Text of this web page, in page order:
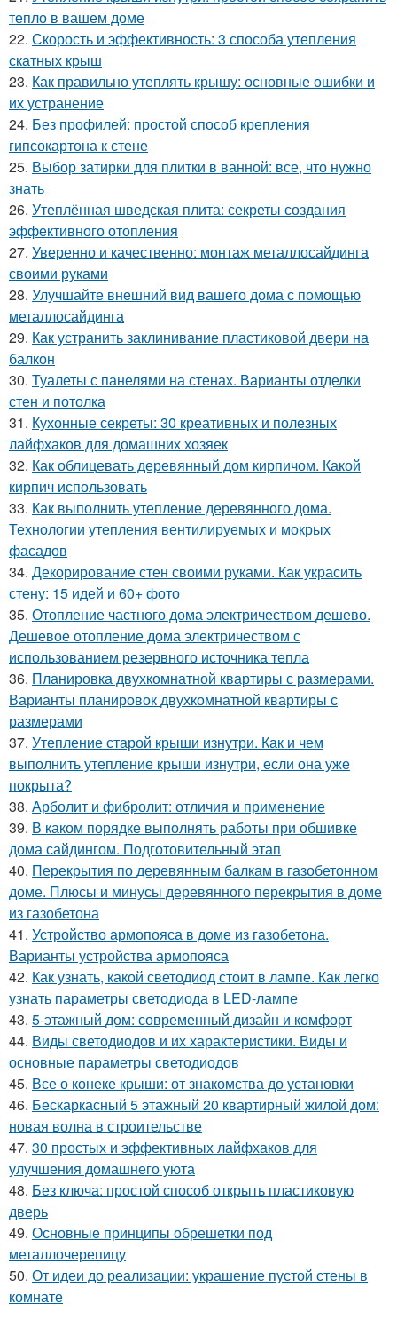
тепло в вашем доме
22. Скорость и эффективность: 3 способа утепления
скатных крыш
23. Как правильно утеплять крышу: основные ошибки и
их устранение
24. Без профилей: простой способ крепления
гипсокартона к стене
25. Выбор затирки для плитки в ванной: все, что нужно
знать
26. Утеплённая шведская плита: секреты создания
эффективного отопления
27. Уверенно и качественно: монтаж металлосайдинга
своими руками
28. Улучшайте внешний вид вашего дома с помощью
металлосайдинга
29. Как устранить заклинивание пластиковой двери на
балкон
30. Туалеты с панелями на стенах. Варианты отделки
стен и потолка
31. Кухонные секреты: 30 креативных и полезных
лайфхаков для домашних хозяек
32. Как облицевать деревянный дом кирпичом. Какой
кирпич использовать
33. Как выполнить утепление деревянного дома.
Технологии утепления вентилируемых и мокрых
фасадов
34. Декорирование стен своими руками. Как украсить
стену: 15 идей и 60+ фото
35. Отопление частного дома электричеством дешево.
Дешевое отопление дома электричеством с
использованием резервного источника тепла
36. Планировка двухкомнатной квартиры с размерами.
Варианты планировок двухкомнатной квартиры с
размерами
37. Утепление старой крыши изнутри. Как и чем
выполнить утепление крыши изнутри, если она уже
покрыта?
38. Арболит и фибролит: отличия и применение
39. В каком порядке выполнять работы при обшивке
дома сайдингом. Подготовительный этап
40. Перекрытия по деревянным балкам в газобетонном
доме. Плюсы и минусы деревянного перекрытия в доме
из газобетона
41. Устройство армопояса в доме из газобетона.
Варианты устройства армопояса
42. Как узнать, какой светодиод стоит в лампе. Как легко
узнать параметры светодиода в LED-лампе
43. 5-этажный дом: современный дизайн и комфорт
44. Виды светодиодов и их характеристики. Виды и
основные параметры светодиодов
45. Все о конеке крыши: от знакомства до установки
46. Бескаркасный 5 этажный 20 квартирный жилой дом:
новая волна в строительстве
47. 30 простых и эффективных лайфхаков для
улучшения домашнего уюта
48. Без ключа: простой способ открыть пластиковую
дверь
49. Основные принципы обрешетки под
металлочерепицу
50. От идеи до реализации: украшение пустой стены в
комнате